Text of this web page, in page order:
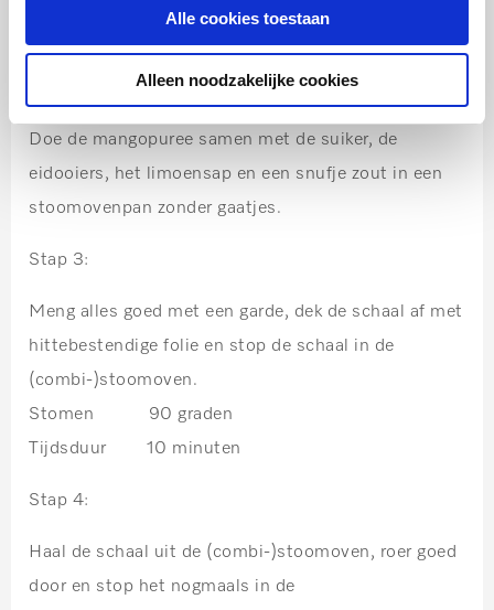
Alle cookies toestaan
Alleen noodzakelijke cookies
Doe de mangopuree samen met de suiker, de
eidooiers, het limoensap en een snufje zout in een
stoomovenpan zonder gaatjes.
Stap 3:
Meng alles goed met een garde, dek de schaal af met
hittebestendige folie en stop de schaal in de
(combi-)stoomoven.
Stomen 90 graden
Tijdsduur 10 minuten
Stap 4:
Haal de schaal uit de (combi-)stoomoven, roer goed
door en stop het nogmaals in de